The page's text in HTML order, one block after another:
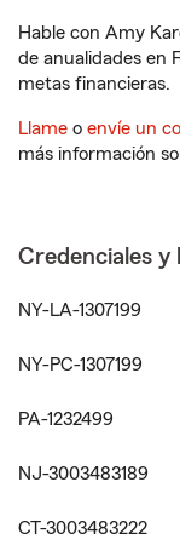
Hable con Amy
de anualidades en
metas financieras.
Llame o envíe un
más información
Credenciales y
NY-LA-1307199
NY-PC-1307199
PA-1232499
NJ-3003483189
CT-3003483222